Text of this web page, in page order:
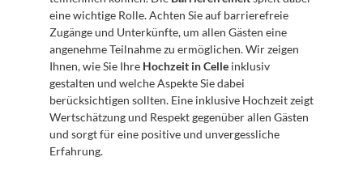
eine wichtige Rolle. Achten Sie auf barrierefreie
Zugänge und Unterkünfte, um allen Gästen eine
angenehme Teilnahme zu ermöglichen. Wir zeigen
Ihnen, wie Sie Ihre Hochzeit in Celle inklusiv
gestalten und welche Aspekte Sie dabei
berücksichtigen sollten. Eine inklusive Hochzeit zeigt
Wertschätzung und Respekt gegenüber allen Gästen
und sorgt für eine positive und unvergessliche
Erfahrung.